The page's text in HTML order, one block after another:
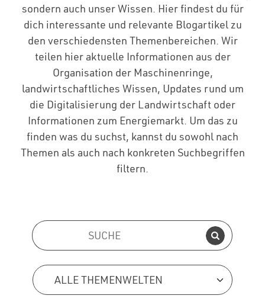
sondern auch unser Wissen. Hier findest du für
dich interessante und relevante Blogartikel zu
den verschiedensten Themenbereichen. Wir
teilen hier aktuelle Informationen aus der
Organisation der Maschinenringe,
landwirtschaftliches Wissen, Updates rund um
die Digitalisierung der Landwirtschaft oder
Informationen zum Energiemarkt. Um das zu
finden was du suchst, kannst du sowohl nach
Themen als auch nach konkreten Suchbegriffen
filtern.